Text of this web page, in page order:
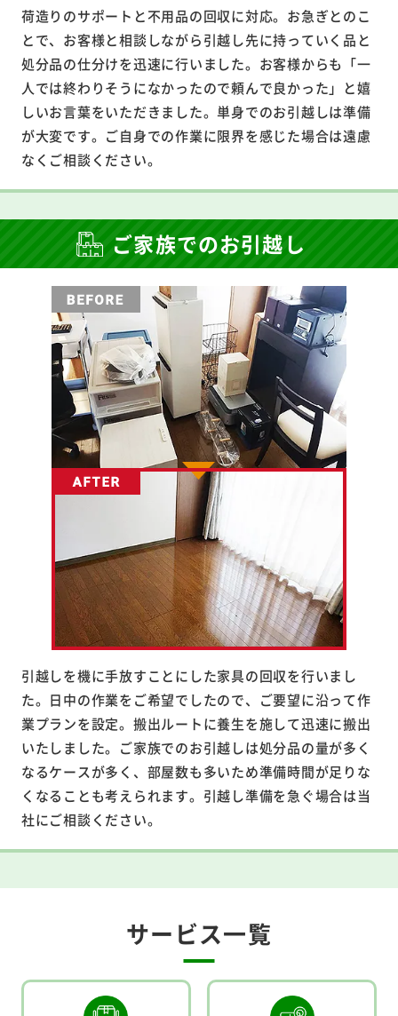
荷造りのサポートと不用品の回収に対応。お急ぎとのこ
とで、お客様と相談しながら引越し先に持っていく品と
処分品の仕分けを迅速に行いました。お客様からも「一
人では終わりそうになかったので頼んで良かった」と嬉
しいお言葉をいただきました。単身でのお引越しは準備
が大変です。ご自身での作業に限界を感じた場合は遠慮
なくご相談ください。
ご家族でのお引越し
引越しを機に手放すことにした家具の回収を行いまし
た。日中の作業をご希望でしたので、ご要望に沿って作
業プランを設定。搬出ルートに養生を施して迅速に搬出
いたしました。ご家族でのお引越しは処分品の量が多く
なるケースが多く、部屋数も多いため準備時間が足りな
くなることも考えられます。引越し準備を急ぐ場合は当
社にご相談ください。
サービス一覧